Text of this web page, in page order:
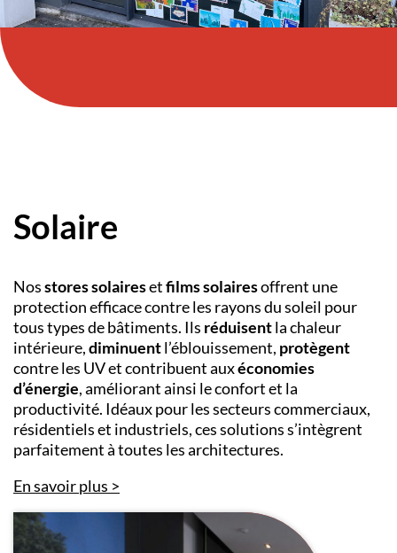
Solaire
Nosstores solairesetfilms solairesoffrent une
protection efficace contre les rayons du soleil pour
tous types de bâtiments. Ils réduisentla chaleur
intérieure,diminuentl’éblouissement, protègent
contre les UV et contribuent auxéconomies
d’énergie, améliorant ainsi le confort et la
productivité. Idéaux pour les secteurs commerciaux,
résidentiels et industriels, ces solutions s’intègrent
parfaitement à toutes les architectures.
En savoir plus